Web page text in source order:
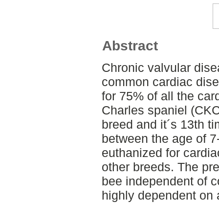
Abstract
Chronic valvular
common cardiac
for 75% of all the
Charles spaniel
breed and it´s 13th
between the age of
euthanized for
other breeds. The
bee independent of
highly dependent on